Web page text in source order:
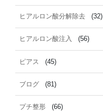
ヒアルロン酸分解除去 (32)
ヒアルロン酸注入 (56)
ピアス (45)
ブログ (81)
プチ整形 (66)